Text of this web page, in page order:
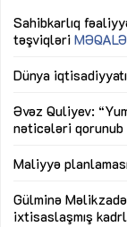
Sahibkarlıq
təşviqləri MƏQALƏ
Dünya
Əvəz Quliyev:
nəticələri qorunub
Maliyyə
Gülminə
ixtisaslaşmış